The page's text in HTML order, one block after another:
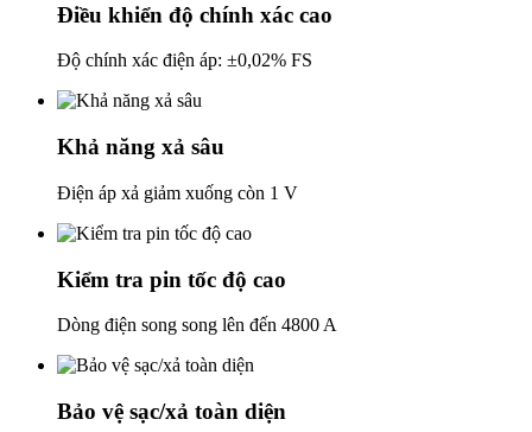
Điều khiển độ chính xác cao
Độ chính xác điện áp: ±0,02% FS
Khả năng xả sâu
Điện áp xả giảm xuống còn 1 V
Kiểm tra pin tốc độ cao
Dòng điện song song lên đến 4800 A
Bảo vệ sạc/xả toàn diện